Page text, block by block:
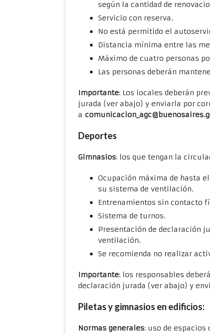
según la cantidad de
Servicio con reserva.
No está permitido el
Distancia mínima entre las
Máximo de cuatro personas
Las personas deberán
Importante: Los locales deberán
jurada (ver abajo) y enviarla por
a
Deportes
Gimnasios: los que tengan la
Ocupación máxima de hasta
su sistema de ventilación.
Entrenamientos sin contacto
Sistema de turnos.
Presentación de declaración
ventilación.
Se recomienda no realizar
Importante: los responsables
declaración jurada (ver abajo) y
Piletas y gimnasios en edificios:
Normas generales: uso de